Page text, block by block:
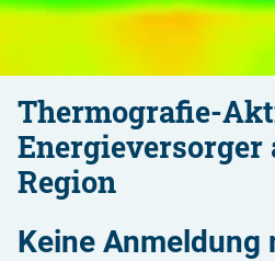
Thermografie-
Energieversorger
Region
Keine Anmeldung